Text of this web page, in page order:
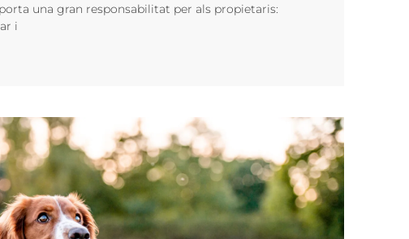
una gran responsabilitat per als propietaris:
i